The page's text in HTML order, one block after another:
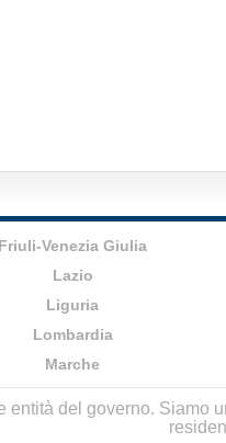
Friuli-Venezia Giulia
Lazio
Liguria
Lombardia
Marche
entità del governo.